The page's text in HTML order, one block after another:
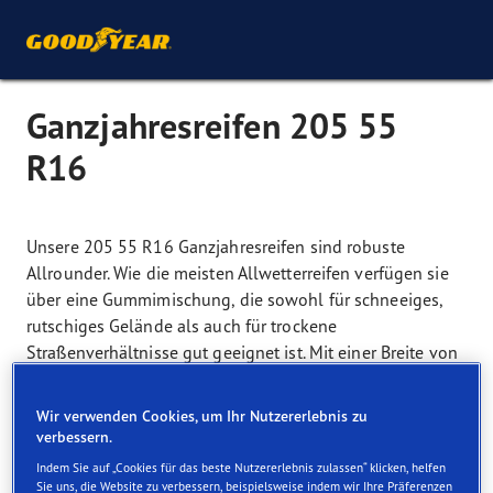
Ganzjahresreifen 205 55
R16
Unsere 205 55 R16 Ganzjahresreifen sind robuste
Allrounder. Wie die meisten Allwetterreifen verfügen sie
über eine Gummimischung, die sowohl für schneeiges,
rutschiges Gelände als auch für trockene
Straßenverhältnisse gut geeignet ist. Mit einer Breite von
Entsprechend niedrig ist der Rollwiderstand der 205 55
R16 Allwetter-Modelle – das wirkt sich positiv auf den
Spritverbrauch aus. Besonders beim Anfahren auf
schneeigem Untergrund können die eher schmalen 16-
Wir verwenden Cookies, um Ihr Nutzererlebnis zu
verbessern.
Indem Sie auf „Cookies für das beste Nutzererlebnis zulassen“ klicken, helfen
Sie uns, die Website zu verbessern, beispielsweise indem wir Ihre Präferenzen